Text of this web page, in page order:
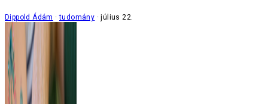
Dippold Ádám tudomány július 22.